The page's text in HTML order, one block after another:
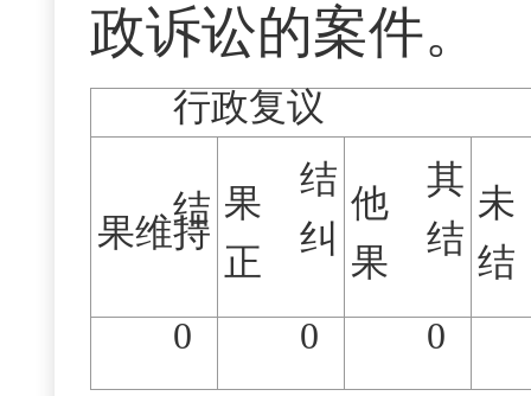
政诉讼的案件。
行政复议
结
果维持
结
果
纠
正
其
他
结
果
未
结
0
0 0